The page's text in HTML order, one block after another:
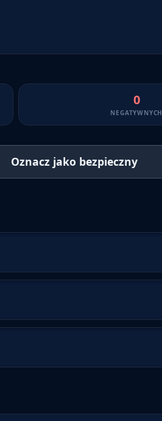
0
NEGATYWNYCH
Oznacz jako bezpieczny